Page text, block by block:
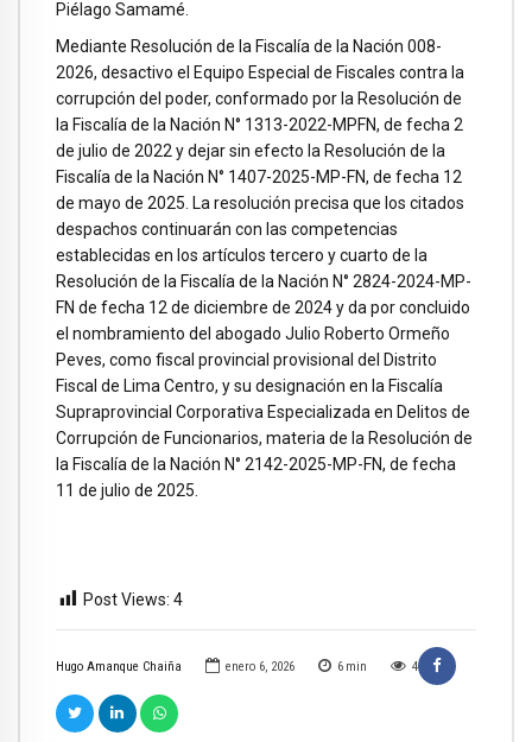
Hugo Amanque Chaiña enero 6, 2026 6 min 4
Piélago Samamé.
Mediante Resolución de la Fiscalía de la Nación 008-
2026, desactivo el Equipo Especial de Fiscales contra la
corrupción del poder, conformado por la Resolución de
la Fiscalía de la Nación N° 1313-2022-MPFN, de fecha 2
de julio de 2022 y dejar sin efecto la Resolución de la
Fiscalía de la Nación N° 1407-2025-MP-FN, de fecha 12
de mayo de 2025. La resolución precisa que los citados
despachos continuarán con las competencias
establecidas en los artículos tercero y cuarto de la
Resolución de la Fiscalía de la Nación N° 2824-2024-MP-
FN de fecha 12 de diciembre de 2024 y da por concluido
el nombramiento del abogado Julio Roberto Ormeño
Peves, como fiscal provincial provisional del Distrito
Fiscal de Lima Centro, y su designación en la Fiscalía
Supraprovincial Corporativa Especializada en Delitos de
Corrupción de Funcionarios, materia de la Resolución de
la Fiscalía de la Nación N° 2142-2025-MP-FN, de fecha
11 de julio de 2025.
Post Views: 4